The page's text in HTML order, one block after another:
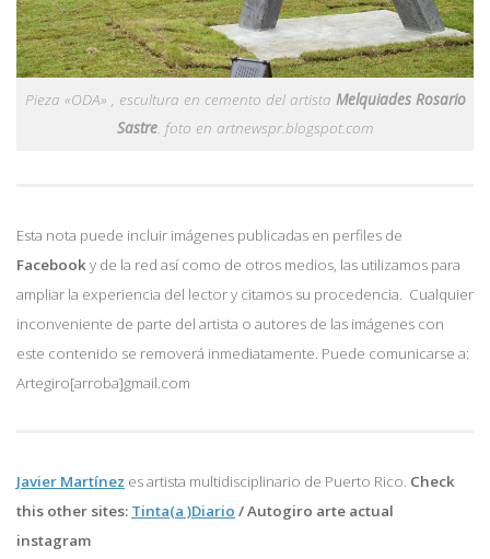
Pieza «ODA» , escultura en cemento del artista Melquiades Rosario
Sastre. foto en artnewspr.blogspot.com
Esta nota puede incluir imágenes publicadas en perfiles de
Facebooky de la red así como de otros medios, las utilizamos para
ampliar la experiencia del lector y citamos su procedencia. Cualquier
inconveniente de parte del artista o autores de las imágenes con
este contenido se removerá inmediatamente. Puede comunicarse a:
Artegiro[arroba]gmail.com
Javier Martínez es artista multidisciplinario de Puerto Rico. Check
this other sites: Tinta(a )Diario /Autogiro arte actual
instagram